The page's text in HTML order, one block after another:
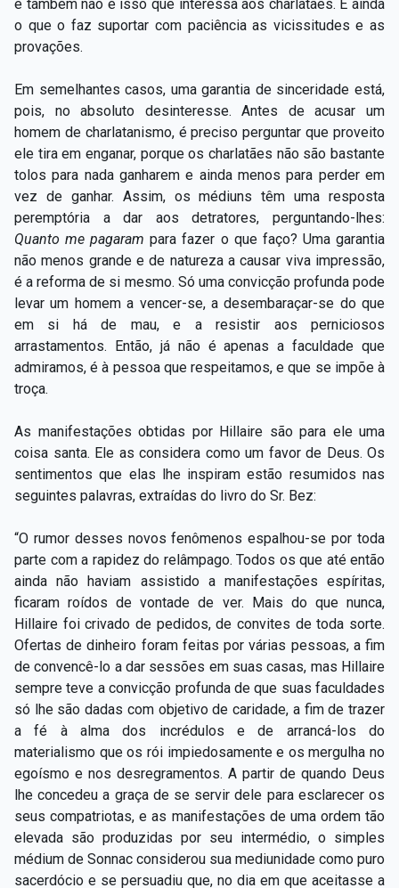
e também não é isso que interessa aos charlatães. É ainda
o que o faz suportar com paciência as vicissitudes e as
provações.
Em semelhantes casos, uma garantia de sinceridade está,
pois, no absoluto desinteresse. Antes de acusar um
homem de charlatanismo, é preciso perguntar que proveito
ele tira em enganar, porque os charlatães não são bastante
tolos para nada ganharem e ainda menos para perder em
vez de ganhar. Assim, os médiuns têm uma resposta
peremptória a dar aos detratores, perguntando-lhes:
Quanto me pagarampara fazer o que faço? Uma garantia
não menos grande e de natureza a causar viva impressão,
é a reforma de si mesmo. Só uma convicção profunda pode
levar um homem a vencer-se, a desembaraçar-se do que
em si há de mau, e a resistir aos perniciosos
arrastamentos. Então, já não é apenas a faculdade que
admiramos, é à pessoa que respeitamos, e que se impõe à
troça.
As manifestações obtidas por Hillaire são para ele uma
coisa santa. Ele as considera como um favor de Deus. Os
sentimentos que elas lhe inspiram estão resumidos nas
seguintes palavras, extraídas do livro do Sr. Bez:
“O rumor desses novos fenômenos espalhou-se por toda
parte com a rapidez do relâmpago. Todos os que até então
ainda não haviam assistido a manifestações espíritas,
ficaram roídos de vontade de ver. Mais do que nunca,
Hillaire foi crivado de pedidos, de convites de toda sorte.
Ofertas de dinheiro foram feitas por várias pessoas, a fim
de convencê-lo a dar sessões em suas casas, mas Hillaire
sempre teve a convicção profunda de que suas faculdades
só lhe são dadas com objetivo de caridade, a fim de trazer
a fé à alma dos incrédulos e de arrancá-los do
materialismo que os rói impiedosamente e os mergulha no
egoísmo e nos desregramentos. A partir de quando Deus
lhe concedeu a graça de se servir dele para esclarecer os
seus compatriotas, e as manifestações de uma ordem tão
elevada são produzidas por seu intermédio, o simples
médium de Sonnac considerou sua mediunidade como puro
sacerdócio e se persuadiu que, no dia em que aceitasse a